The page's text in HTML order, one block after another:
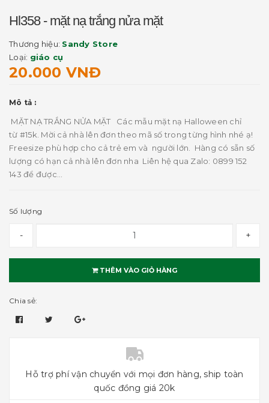
Hl358 - mặt nạ trắng nửa mặt
Thương hiệu: Sandy Store
Loại: giáo cụ
20.000 VNĐ
Mô tả :
MẶT NẠ TRẮNG NỬA MẶT Các mẫu mặt nạ Halloween chỉ
từ #15k. Mời cả nhà lên đơn theo mã số trong từng hình nhé ạ!
Freesize phù hợp cho cả trẻ em và người lớn. Hàng có sẵn số
lượng có hạn cả nhà lên đơn nha Liên hệ qua Zalo: 0899 152
143 để được...
Số lượng
- +
THÊM VÀO GIỎ HÀNG
Chia sẻ:
Hỗ trợ phí vận chuyển với mọi đơn hàng, ship toàn
quốc đồng giá 20k